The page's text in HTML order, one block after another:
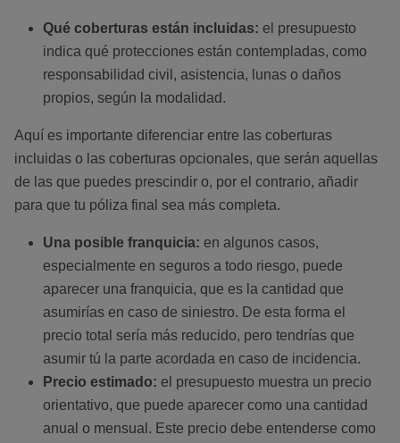
Qué coberturas están incluidas: el presupuesto
indica qué protecciones están contempladas, como
responsabilidad civil, asistencia, lunas o daños
propios, según la modalidad.
Aquí es importante diferenciar entre las coberturas
incluidas o las coberturas opcionales, que serán aquellas
de las que puedes prescindir o, por el contrario, añadir
para que tu póliza final sea más completa.
Una posible franquicia: en algunos casos,
especialmente en seguros a todo riesgo, puede
aparecer una franquicia, que es la cantidad que
asumirías en caso de siniestro. De esta forma el
precio total sería más reducido, pero tendrías que
asumir tú la parte acordada en caso de incidencia.
Precio estimado: el presupuesto muestra un precio
orientativo, que puede aparecer como una cantidad
anual o mensual. Este precio debe entenderse como